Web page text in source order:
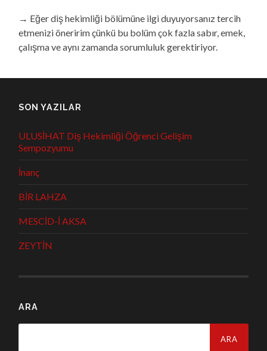
→ Eğer diş hekimliği bölümüne ilgi duyuyorsanız tercih
etmenizi öneririm çünkü bu bolüm çok fazla sabır, emek,
çalışma ve aynı zamanda sorumluluk gerektiriyor.
SON YAZILAR
ULUSİHAT Diş Hekimliği Öğrenci Gelişim
Sempozyumu
İnanç
BİR LAHZA
MESCİD-İ AKSA
ZEYTİN
ARA